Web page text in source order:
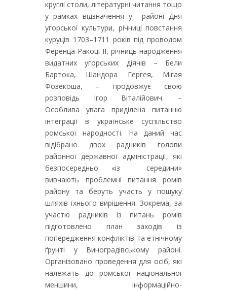
круглі столи, літературні читання тощо
у рамках відзначення у районі Дня
угорської культури, річниці повстання
куруців 1703–1711 років під проводом
Ференца Ракоці ІІ, річниць народження
видатних угорських діячів – Бели
Бартока, Шандора Гергея, Мігая
Фозекоша, – продовжує свою
розповідь Ігор Віталійович. –
Особлива увага приділена питанню
інтеграції в українське суспільство
ромської народності. На даний час
відібрано двох радників голови
районної державної адміністрації, які
безпосередньо «із середини»
вивчають проблемні питання ромів
району та беруть участь у пошуку
шляхів їхнього вирішення. Зокрема, за
участю радників із питань ромів
підготовлено план заходів із
попередження конфліктів та етнічному
ґрунті у Виноградівському районі.
Організовано проведення для осіб, які
належать до ромської національної
меншини, інформаційно-